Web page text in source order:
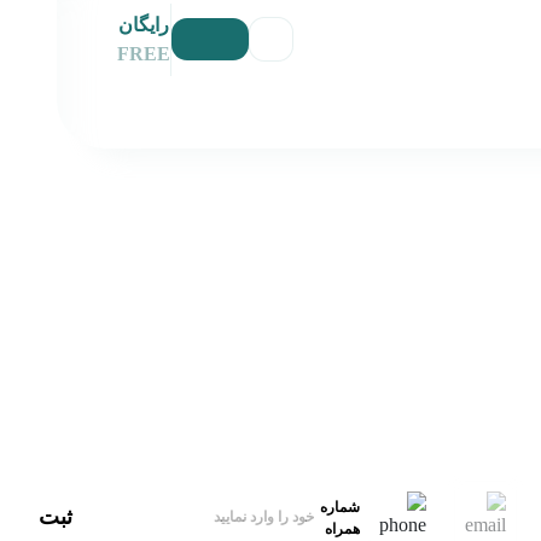
رایگان
FREE
شماره
همراه
ثبت